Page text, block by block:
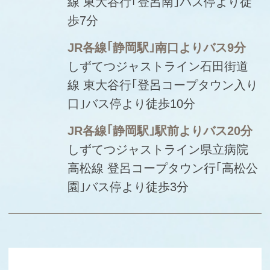
歩7分
JR各線｢静岡駅｣南口よりバス9分
しずてつジャストライン石田街道
線 東大谷行｢登呂コープタウン入り
口｣バス停より徒歩10分
JR各線｢静岡駅｣駅前よりバス20分
しずてつジャストライン県立病院
高松線 登呂コープタウン行｢高松公
園｣バス停より徒歩3分